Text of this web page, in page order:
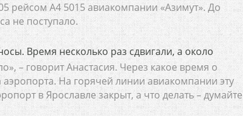
рейсом А4 5015 авиакомпании «Азимут». До
не поступало.
Время несколько раз сдвигали, а около
– говорит Анастасия. Через какое время о
На горячей линии авиакомпании эту
в Ярославле закрыт, а что делать – думайте